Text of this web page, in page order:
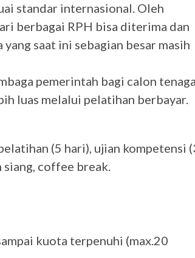
standar internasional. Oleh
berbagai RPH bisa diterima dan
saat ini sebagian besar masih
pemerintah bagi calon
luas melalui pelatihan berbayar.
(5 hari), ujian kompetensi
siang, coffee break.
kuota terpenuhi (max.20